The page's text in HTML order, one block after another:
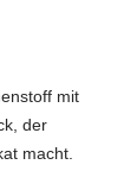
mit
der
macht.